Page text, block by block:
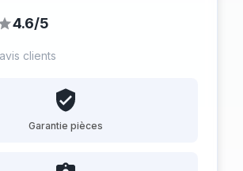
4.6/5
clients
Garantie pièces